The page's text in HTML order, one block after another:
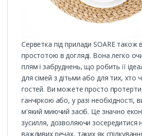
Серветка під прилади SOARE також
простотою в догляді. Вона легко
плям і забруднень, що робить її
для сімей з дітьми або для тих, хто
гостей. Ви можете просто протерти
ганчіркою або, у разі необхідності,
м'який миючий засіб. Це значно
зусилля, дозволяючи зосередитися
важливих речах, таких як